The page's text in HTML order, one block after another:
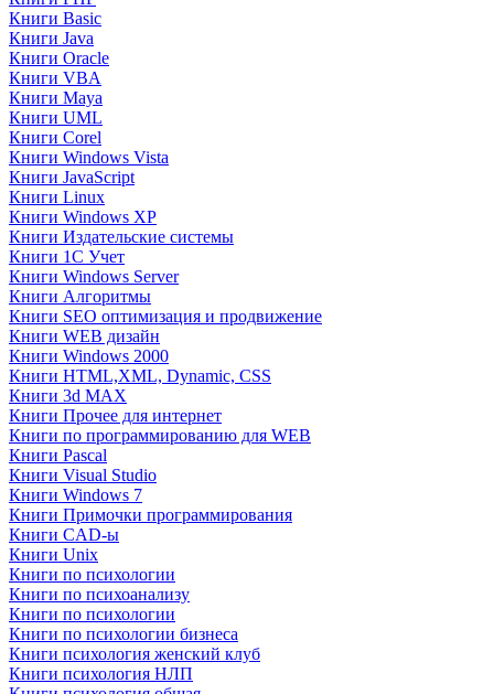
Книги Basic
Книги Java
Книги Oracle
Книги VBA
Книги Maya
Книги UML
Книги Corel
Книги Windows Vista
Книги JavaScript
Книги Linux
Книги Windows XP
Книги Издательские системы
Книги 1C Учет
Книги Windows Server
Книги Алгоритмы
Книги SEO оптимизация и продвижение
Книги WEB дизайн
Книги Windows 2000
Книги HTML,XML, Dynamic, CSS
Книги 3d MAX
Книги Прочее для интернет
Книги по программированию для WEB
Книги Pascal
Книги Visual Studio
Книги Windows 7
Книги Примочки программирования
Книги CAD-ы
Книги Unix
Книги по психологии
Книги по психоанализу
Книги по психологии
Книги по психологии бизнеса
Книги психология женский клуб
Книги психология НЛП